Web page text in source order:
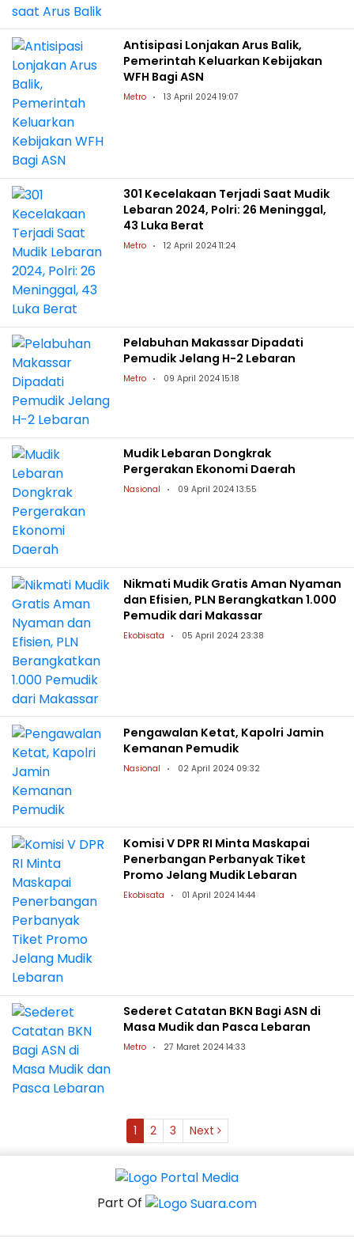
Antisipasi Lonjakan Arus Balik,
Pemerintah Keluarkan Kebijakan
WFH Bagi ASN
Metro 13 April 2024 19:07
301 Kecelakaan Terjadi Saat Mudik
Lebaran 2024, Polri: 26 Meninggal,
43 Luka Berat
Metro 12 April 2024 11:24
Pelabuhan Makassar Dipadati
Pemudik Jelang H-2 Lebaran
Metro 09 April 2024 15:18
Mudik Lebaran Dongkrak
Pergerakan Ekonomi Daerah
Nasional 09 April 2024 13:55
Nikmati Mudik Gratis Aman Nyaman
dan Efisien, PLN Berangkatkan 1.000
Pemudik dari Makassar
Ekobisata 05 April 2024 23:38
Pengawalan Ketat, Kapolri Jamin
Kemanan Pemudik
Nasional 02 April 2024 09:32
Komisi V DPR RI Minta Maskapai
Penerbangan Perbanyak Tiket
Promo Jelang Mudik Lebaran
Ekobisata 01 April 2024 14:44
Sederet Catatan BKN Bagi ASN di
Masa Mudik dan Pasca Lebaran
Metro 27 Maret 2024 14:33
1 2 3 Next
Part Of